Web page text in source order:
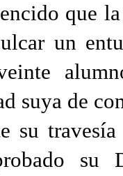
que
un
suya de
su